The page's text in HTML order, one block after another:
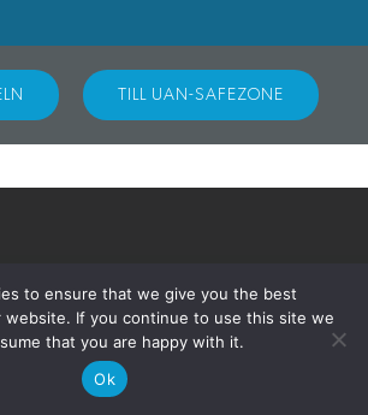
2026 Intrasenze AB
TILL UAN-SAFEZONE
to ensure that we give you the best
website. If you continue to use this site we
that you are happy with it.
Ok